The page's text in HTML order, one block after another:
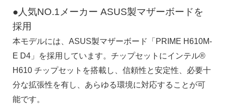
●人気NO.1メーカー ASUS製マザーボードを
採用
本モデルには、ASUS製マザーボード「PRIME H610M-
E D4」を採用しています。チップセットにインテル®
H610 チップセットを搭載し、信頼性と安定性、必要十
分な拡張性を有し、あらゆる環境に対応することが可
能です。